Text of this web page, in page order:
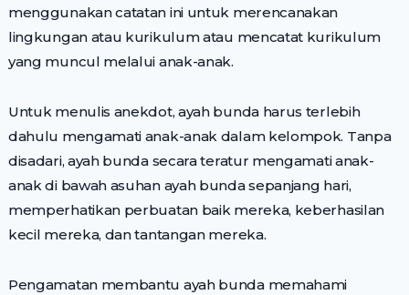
menggunakan catatan ini untuk merencanakan
lingkungan atau kurikulum atau mencatat kurikulum
yang muncul melalui anak-anak.
Untuk menulis anekdot, ayah bunda harus terlebih
dahulu mengamati anak-anak dalam kelompok. Tanpa
disadari, ayah bunda secara teratur mengamati anak-
anak di bawah asuhan ayah bunda sepanjang hari,
memperhatikan perbuatan baik mereka, keberhasilan
kecil mereka, dan tantangan mereka.
Pengamatan membantu ayah bunda memahami